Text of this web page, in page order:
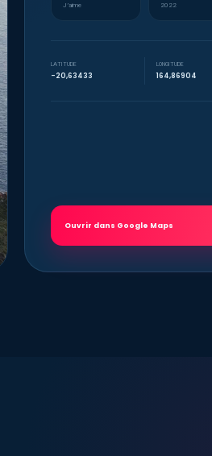
J’aime 2022
LATITUDE
-20,63433
LONGITUDE
164,86904
Ouvrir dans Google Maps